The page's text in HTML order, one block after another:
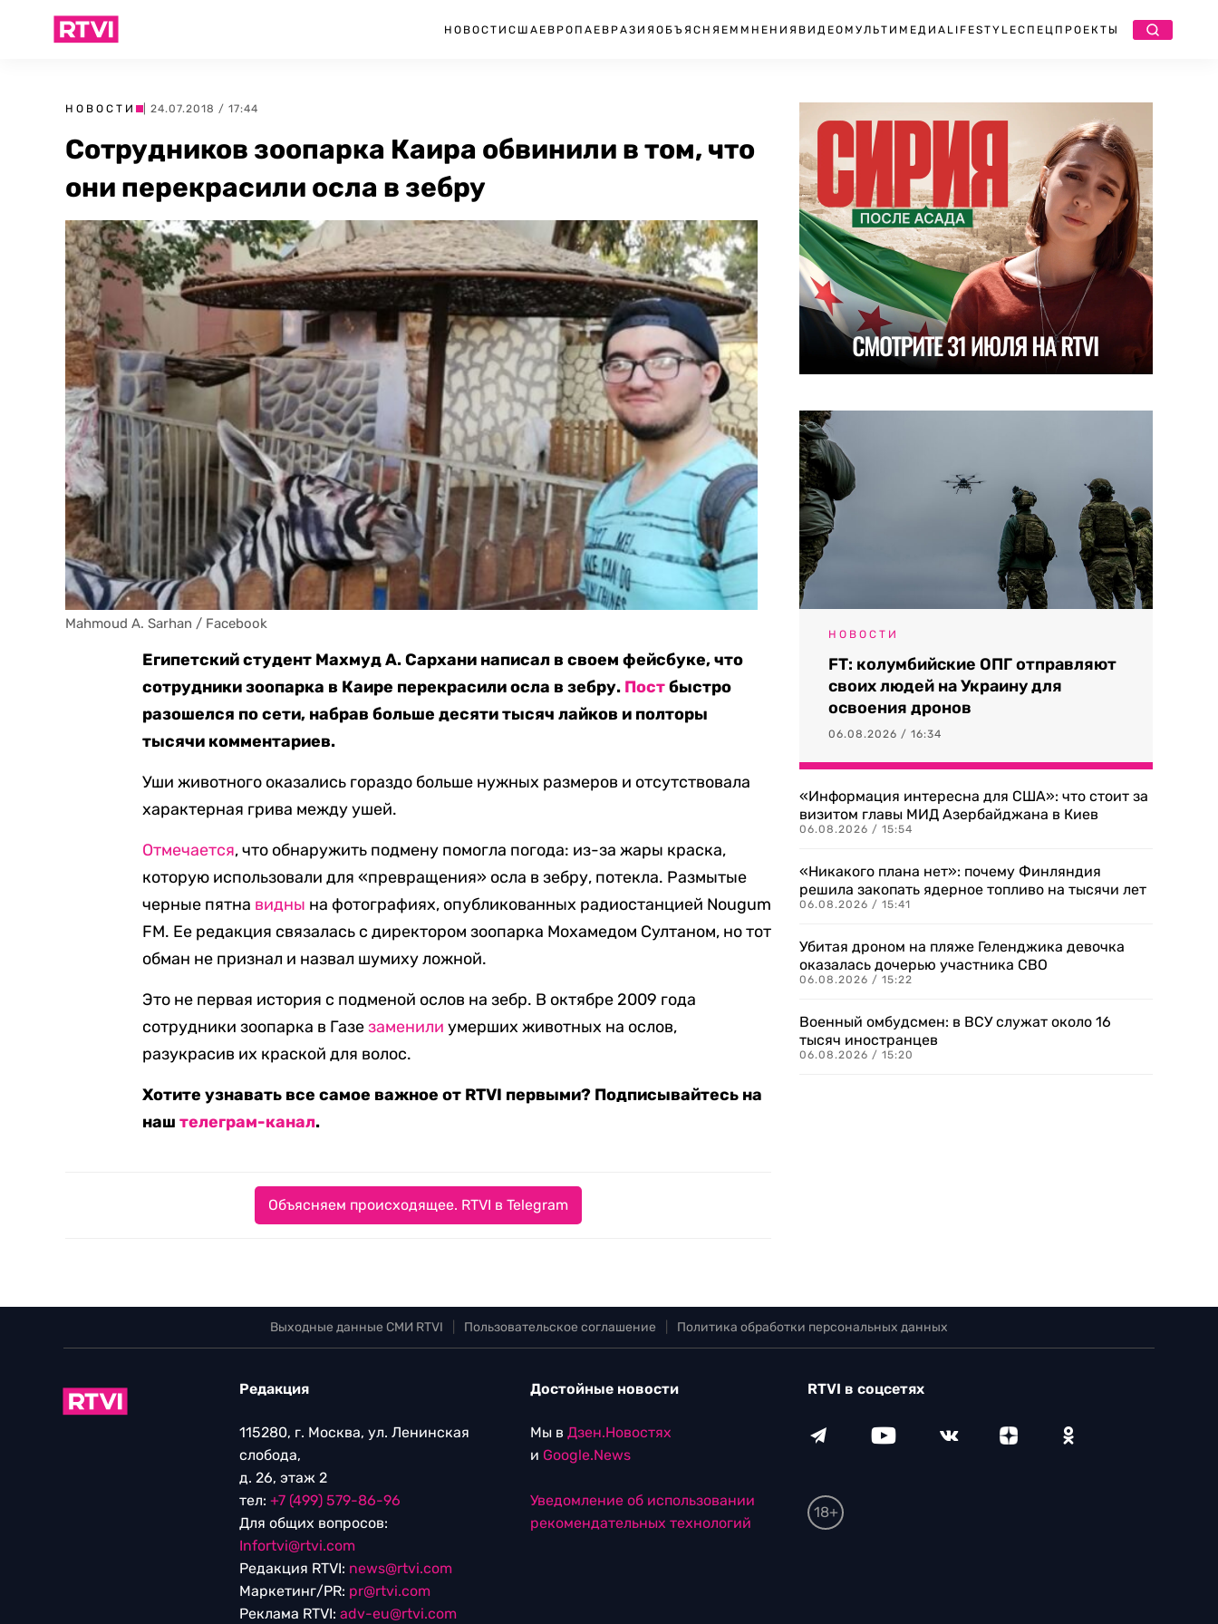
НОВОСТИ США ЕВРОПА ЕВРАЗИЯ ОБЪЯСНЯЕМ МНЕНИЯ ВИДЕО МУЛЬТИМЕДИА LIFESTYLEСПЕЦПРОЕКТЫ
НОВОСТИ | 24.07.2018 / 17:44
Сотрудников зоопарка Каира обвинили в том, что
они перекрасили осла в зебру
Mahmoud A. Sarhan / Facebook
Египетский студент Махмуд А. Сархани написал в своем фейсбуке, что
сотрудники зоопарка в Каире перекрасили осла в зебру. Постбыстро
разошелся по сети, набрав больше десяти тысяч лайков и полторы
тысячи комментариев.
Уши животного оказались гораздо больше нужных размеров и отсутствовала
характерная грива между ушей.
Отмечается, что обнаружить подмену помогла погода: из-за жары краска,
которую использовали для «превращения» осла в зебру, потекла. Размытые
черные пятна видны на фотографиях, опубликованных радиостанцией Nougum
FM. Ее редакция связалась с директором зоопарка Мохамедом Султаном, но тот
обман не признал и назвал шумиху ложной.
Это не первая история с подменой ослов на зебр. В октябре 2009 года
сотрудники зоопарка в Газезаменили умерших животных на ослов,
разукрасив их краской для волос.
Хотите узнавать все самое важное от RTVI первыми? Подписывайтесь на
наштелеграм-канал.
Объясняем происходящее. RTVI в Telegram
НОВОСТИ
FT: колумбийские ОПГ отправляют
своих людей на Украину для
освоения дронов
06.08.2026 / 16:34
«Информация интересна для США»: что стоит за
визитом главы МИД Азербайджана в Киев
06.08.2026 / 15:54
«Никакого плана нет»: почему Финляндия
решила закопать ядерное топливо на тысячи лет
06.08.2026 / 15:41
Убитая дроном на пляже Геленджика девочка
оказалась дочерью участника СВО
06.08.2026 / 15:22
Военный омбудсмен: в ВСУ служат около 16
тысяч иностранцев
06.08.2026 / 15:20
Выходные данные СМИ RTVI Пользовательское соглашение Политика обработки персональных данных
Редакция
115280, г. Москва, ул. Ленинская
слобода,
д. 26, этаж 2
тел: +7 (499) 579-86-96
Для общих вопросов:
Infortvi@rtvi.com
Редакция RTVI: news@rtvi.com
Маркетинг/PR: pr@rtvi.com
Реклама RTVI: adv-eu@rtvi.com
Достойные новости
Мы в Дзен.Новостях
и Google.News
Уведомление об использовании
рекомендательных технологий
RTVI в соцсетях
18+